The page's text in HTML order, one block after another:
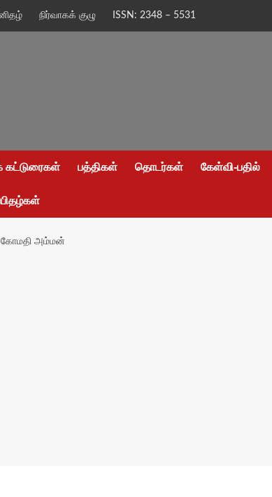
நிர்வாகக் குழு ISSN: 2348 – 5531
கட்டுரைகள் பத்திகள் தொடர்கள் கேள்வி-பதில்
கோமதி அம்மன்